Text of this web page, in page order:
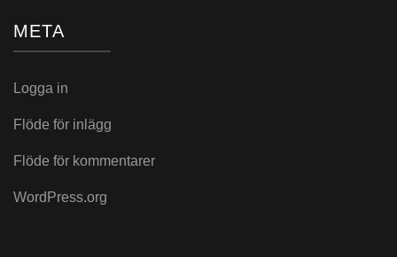
META
Logga in
Flöde för inlägg
Flöde för kommentarer
WordPress.org